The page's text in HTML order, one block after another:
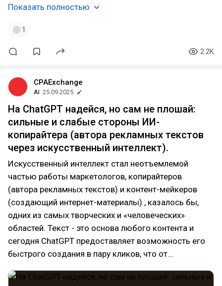
Показать полностью
1
2.2K
CPAExchange
AI 25.09.2025
На ChatGPT надейся, но сам не плошай:
сильные и слабые стороны ИИ-
копирайтера (автора рекламных текстов
через искусственный интеллект).
Искусственный интеллект стал неотъемлемой
частью работы маркетологов, копирайтеров
(автора рекламных текстов) и контент-мейкеров
(создающий интернет-материалы) , казалось бы,
одних из самых творческих и «человеческих»
областей. Текст - это основа любого контента и
сегодня ChatGPT предоставляет возможность его
быстрого создания в пару кликов, что от…